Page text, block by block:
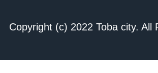
Copyright (c) 2022 Toba city. All